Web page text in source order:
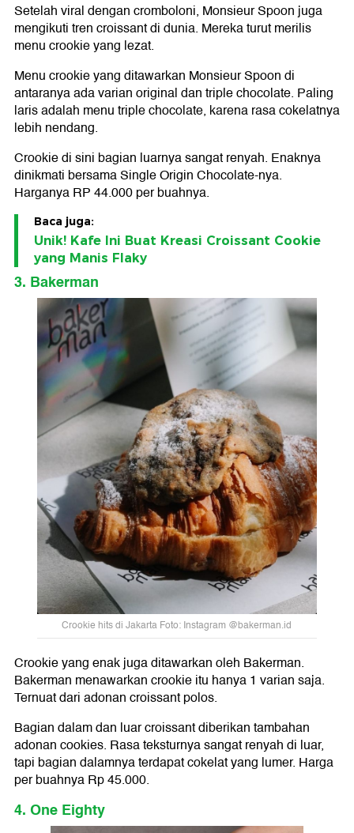
Setelah viral dengan cromboloni, Monsieur Spoon juga
mengikuti tren croissant di dunia. Mereka turut merilis
menu crookie yang lezat.
Menu crookie yang ditawarkan Monsieur Spoon di
antaranya ada varian original dan triple chocolate. Paling
laris adalah menu triple chocolate, karena rasa cokelatnya
lebih nendang.
Crookie di sini bagian luarnya sangat renyah. Enaknya
dinikmati bersama Single Origin Chocolate-nya.
Harganya RP 44.000 per buahnya.
Baca juga:
Unik! Kafe Ini Buat Kreasi Croissant Cookie
yang Manis Flaky
3. Bakerman
Crookie hits di Jakarta Foto: Instagram @bakerman.id
Crookie yang enak juga ditawarkan oleh Bakerman.
Bakerman menawarkan crookie itu hanya 1 varian saja.
Ternuat dari adonan croissant polos.
Bagian dalam dan luar croissant diberikan tambahan
adonan cookies. Rasa teksturnya sangat renyah di luar,
tapi bagian dalamnya terdapat cokelat yang lumer. Harga
per buahnya Rp 45.000.
4. One Eighty